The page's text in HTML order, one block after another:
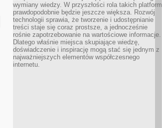
wymiany wiedzy. W przyszłości rola takich platform
prawdopodobnie będzie jeszcze większa. Rozwój
technologii sprawia, że tworzenie i udostępnianie
treści staje się coraz prostsze, a jednocześnie
rośnie zapotrzebowanie na wartościowe informacje.
Dlatego właśnie miejsca skupiające wiedzę,
doświadczenie i inspirację mogą stać się jednym z
najważniejszych elementów współczesnego
internetu.